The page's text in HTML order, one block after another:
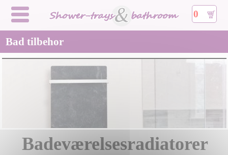
0
Bad tilbehor
Badeværelsesradiatorer